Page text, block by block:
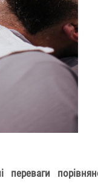
переваги